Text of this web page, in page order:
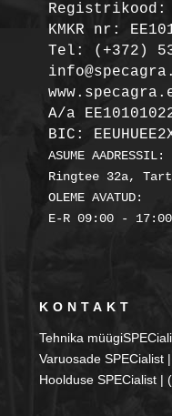
Registrikood:
KMKR nr:
Tel: (+372)
A/a
BIC:
ASUME AADRESSIL:
Ringtee 32a,
OLEME AVATUD:
E-R 09:00 - 17:00
KONTAKT
Tehnika
Varuosade SPECialist
Hoolduse SPECialist |